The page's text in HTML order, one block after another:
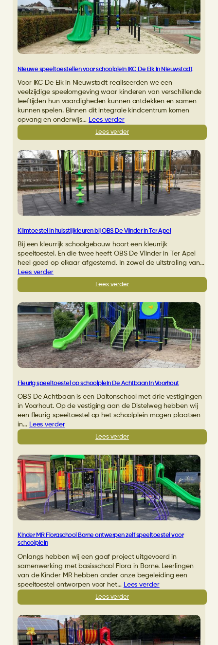
speeltoestellen
en
kunstgras
in
Groenlo
Nieuwe speeltoestellen voor schoolplein IKC De Eik in Nieuwstadt
Voor IKC De Eik in Nieuwstadt realiseerden we een
veelzijdige speelomgeving waar kinderen van verschillende
leeftijden hun vaardigheden kunnen ontdekken en samen
kunnen spelen. Binnen dit integrale kindcentrum komen
opvang en onderwijs… Lees verder
Lees verder:
Nieuwe
speeltoestellen
voor
schoolplein
IKC
De
Eik
in
Nieuwstadt
Klimtoestel in huisstijlkleuren bij OBS De Vlinder in Ter Apel
Bij een kleurrijk schoolgebouw hoort een kleurrijk
speeltoestel. En die twee heeft OBS De Vlinder in Ter Apel
heel goed op elkaar afgestemd. In zowel de uitstraling van…
Lees verder
Lees verder:
Klimtoestel
in
huisstijlkleuren
bij
OBS
De
Vlinder
in
Ter
Fleurig speeltoestel op schoolplein De Achtbaan in Voorhout
OBS De Achtbaan is een Daltonschool met drie vestigingen
in Voorhout. Op de vestiging aan de Distelweg hebben wij
een fleurig speeltoestel op het schoolplein mogen plaatsen
in… Lees verder
Lees verder:
Fleurig
speeltoestel
op
schoolplein
De
Achtbaan
in
Voorhout
Kinder MR Floraschool Borne ontwerpen zelf speeltoestel voor
schoolplein
Onlangs hebben wij een gaaf project uitgevoerd in
samenwerking met basisschool Flora in Borne. Leerlingen
van de Kinder MR hebben onder onze begeleiding een
speeltoestel ontworpen voor het… Lees verder
Lees verder:
Kinder
MR
Floraschool
Borne
ontwerpen